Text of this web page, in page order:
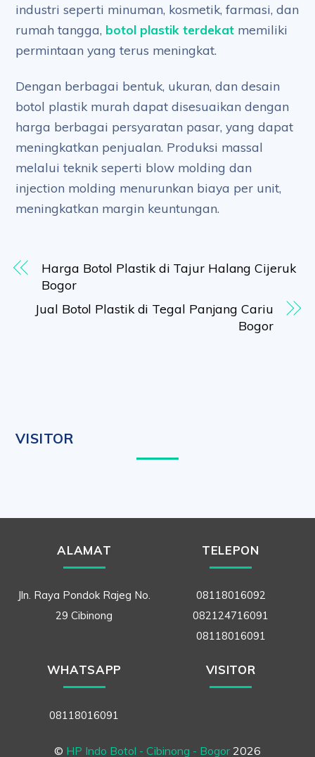
industri seperti minuman, kosmetik, farmasi, dan
rumah tangga, botol plastik terdekat memiliki
permintaan yang terus meningkat.
Dengan berbagai bentuk, ukuran, dan desain
botol plastik murah dapat disesuaikan dengan
harga berbagai persyaratan pasar, yang dapat
meningkatkan penjualan. Produksi massal
melalui teknik seperti blow molding dan
injection molding menurunkan biaya per unit,
meningkatkan margin keuntungan.
Harga Botol Plastik di Tajur Halang Cijeruk
Bogor
Jual Botol Plastik di Tegal Panjang Cariu
Bogor
VISITOR
ALAMAT
Jln. Raya Pondok Rajeg No.
29 Cibinong
TELEPON
08118016092
082124716091
08118016091
WHATSAPP
08118016091
VISITOR
© HP Indo Botol - Cibinong - Bogor2026